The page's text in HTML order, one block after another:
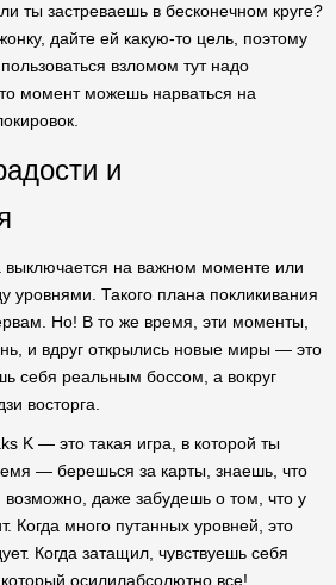
ты застреваешь в бесконечном круге?
дайте ей какую-то цель, поэтому
взломом тут надо
то момент можешь нарваться на
и
выключается на важном моменте или
уровнями. Такого плана покликивания
Но! В то же время, эти моменты,
и вдруг открылись новые миры — это
себя реальным боссом, а вокруг
восторга.
K — это такая игра, в которой ты
— берешься за карты, знаешь, что
возможно, даже забудешь о том, что у
Когда много путанных уровней, это
Когда затащил, чувствуешь себя
осилилабсолютно все!